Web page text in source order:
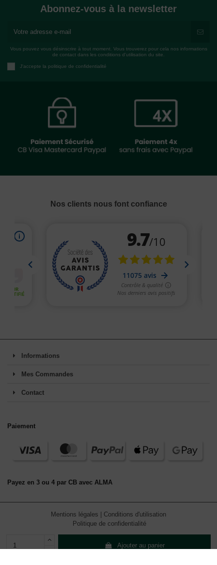
Ajouter au panier
Abonnez-vous à la newsletter
Vous pouvez vous désinscrire à tout moment. Vous trouverez pour cela nos informations
de contact dans les conditions d'utilisation du site.
J'accepte la politique de confidentialité
Nos clients nous font confiance
Informations
Mes Commandes
Contact
Paiement
Payez en 3 ou 4 par CB avec ALMA
Mentions légales
Conditions d'utilisation
Politique de confidentialité